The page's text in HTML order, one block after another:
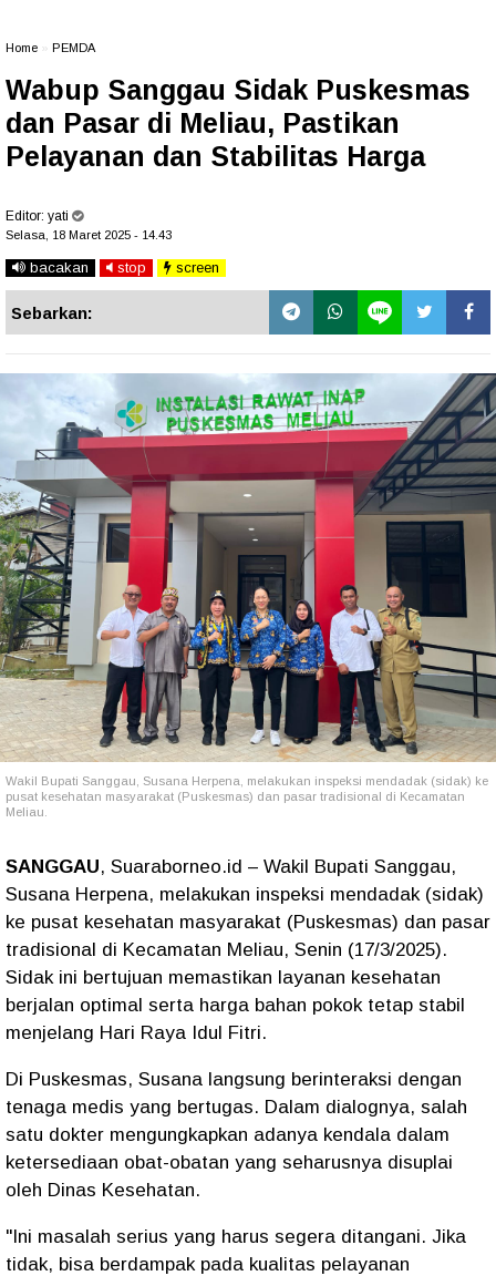
Home PEMDA
Wabup Sanggau Sidak Puskesmas
dan Pasar di Meliau, Pastikan
Pelayanan dan Stabilitas Harga
Editor: yati
Selasa, 18 Maret 2025 - 14.43
bacakan stop screen
Sebarkan:
Wakil Bupati Sanggau, Susana Herpena, melakukan inspeksi mendadak (sidak) ke
pusat kesehatan masyarakat (Puskesmas) dan pasar tradisional di Kecamatan
Meliau.
SANGGAU, Suaraborneo.id – Wakil Bupati Sanggau,
Susana Herpena, melakukan inspeksi mendadak (sidak)
ke pusat kesehatan masyarakat (Puskesmas) dan pasar
tradisional di Kecamatan Meliau, Senin (17/3/2025).
Sidak ini bertujuan memastikan layanan kesehatan
berjalan optimal serta harga bahan pokok tetap stabil
menjelang Hari Raya Idul Fitri.
Di Puskesmas, Susana langsung berinteraksi dengan
tenaga medis yang bertugas. Dalam dialognya, salah
satu dokter mengungkapkan adanya kendala dalam
ketersediaan obat-obatan yang seharusnya disuplai
oleh Dinas Kesehatan.
"Ini masalah serius yang harus segera ditangani. Jika
tidak, bisa berdampak pada kualitas pelayanan